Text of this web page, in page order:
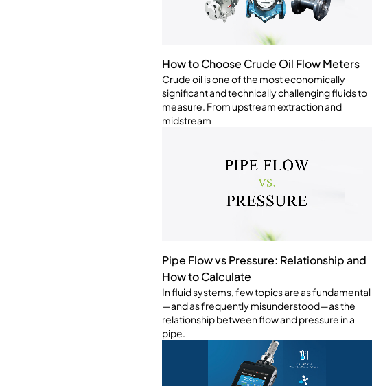
How to Choose Crude Oil Flow Meters
Crude oil is one of the most economically
significant and technically challenging fluids to
measure. From upstream extraction and
midstream
Pipe Flow vs Pressure: Relationship and
How to Calculate
In fluid systems, few topics are as fundamental
—and as frequently misunderstood—as the
relationship between flow and pressure in a
pipe.